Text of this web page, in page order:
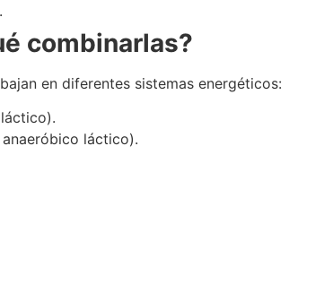
combinarlas?
en diferentes sistemas energéticos:
láctico).